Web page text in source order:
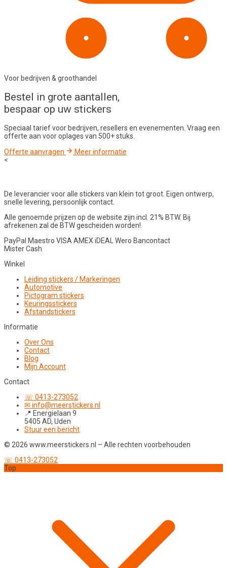
Voor bedrijven & groothandel
Bestel in grote aantallen,
bespaar op uw stickers
Speciaal tarief voor bedrijven, resellers en evenementen. Vraag een
offerte aan voor oplages van 500+ stuks.
Offerte aanvragen
Meer informatie
<
De leverancier voor alle stickers van klein tot groot. Eigen ontwerp,
snelle levering, persoonlijk contact.
Alle genoemde prijzen op de website zijn incl. 21% BTW. Bij
afrekenen zal de BTW gescheiden worden!
PayPal Maestro VISAAMEXiDEALWero Bancontact
Mister Cash
Winkel
Leiding stickers / Markeringen
Automotive
Pictogram stickers
Keuringsstickers
Afstandstickers
Informatie
Over Ons
Contact
Blog
Mijn Account
Contact
☏ 0413-273052
✉ info@meerstickers.nl
📍 Energielaan 9
5405 AD, Uden
Stuur een bericht
© 2026 www.meerstickers.nl – Alle rechten voorbehouden
☏ 0413-273052
Top